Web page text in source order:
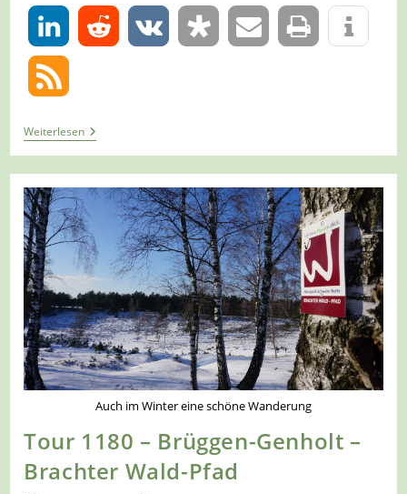
0
WeiterlesenTour
1282
–
Niederlande
–
Beek
–
Die
Rollstuhlrunde
Auch im Winter eine schöne Wanderung
Tour 1180 – Brüggen-Genholt –
Brachter Wald-Pfad